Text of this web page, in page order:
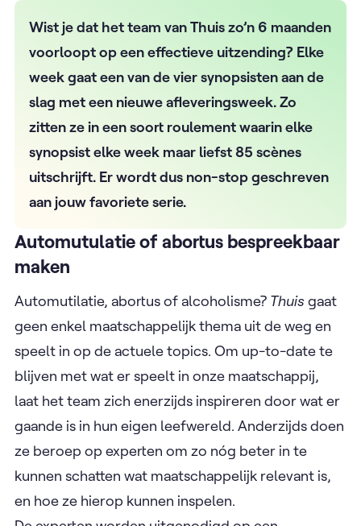
Wist je dat het team van Thuis zo’n 6 maanden
voorloopt op een effectieve uitzending? Elke
week gaat een van de vier synopsisten aan de
slag met een nieuwe afleveringsweek. Zo
zitten ze in een soort roulement waarin elke
synopsist elke week maar liefst 85 scènes
uitschrijft. Er wordt dus non-stop geschreven
aan jouw favoriete serie.
Automutulatie of abortus bespreekbaar
maken
Automutilatie, abortus of alcoholisme? Thuisgaat
geen enkel maatschappelijk thema uit de weg en
speelt in op de actuele topics. Om up-to-date te
blijven met wat er speelt in onze maatschappij,
laat het team zich enerzijds inspireren door wat er
gaande is in hun eigen leefwereld. Anderzijds doen
ze beroep op experten om zo nóg beter in te
kunnen schatten wat maatschappelijk relevant is,
en hoe ze hierop kunnen inspelen.